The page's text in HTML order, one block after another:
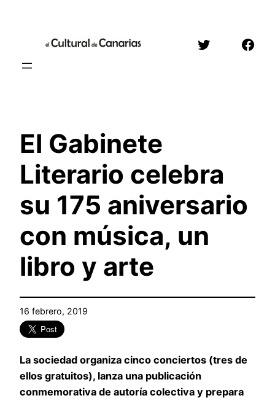
contenido
Twitter
El Gabinete
Literario celebra
su 175 aniversario
con música, un
libro y arte
16 febrero, 2019
La sociedad organiza cinco conciertos (tres de
ellos gratuitos), lanza una publicación
conmemorativa de autoría colectiva y prepara